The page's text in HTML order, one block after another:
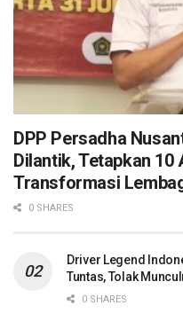
DPP Persadha
Dilantik, Tetapkan 10
Transformasi
0 SHARES
Driver Legend
Tuntas, Tolak
0 SHARES